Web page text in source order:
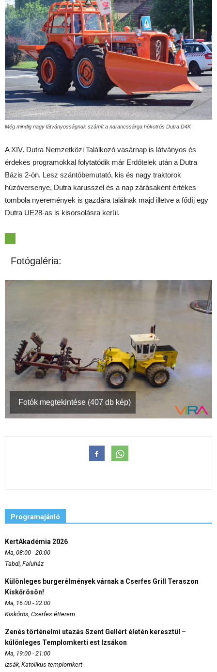
Még mindig nagy látványosságnak számít a narancssárga hókotrós Dutra D4K
A XIV. Dutra Nemzetközi Találkozó vasárnap is látványos és
érdekes programokkal folytatódik már Erdőtelek után a Dutra
Bázis 2-ön. Lesz szántóbemutató, kis és nagy traktorok
húzóversenye, Dutra karusszel és a nap zárásaként értékes
tombola nyeremények is gazdára találnak majd illetve a fődíj egy
Dutra UE28-as is kisorsolásra kerül.
Fotógaléria:
Fotók megtekintése (407 db kép)
Programajánló
KertAkadémia 2026
Ma, 08:00 - 20:00
Tabdi, Faluház
Különleges burgerélmények várnak a Cserfes Grill Teraszon
Kiskőrösön!
Ma, 16:00 - 22:00
Kiskőrös, Cserfes étterem
Zenés történelmi utazás Szent Gellért életén keresztül –
különleges Templomkerti est Izsákon
Ma, 19:00 - 21:00
Izsák, Katolikus templomkert